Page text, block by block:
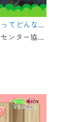
おうちで猿ジョイどうぶつえん～ヨザルってどんなサル？～（2025年1月16日初回放送）
世界屈指のサル類動物園・日本モンキーセンター協力の親子で学べる動物番組。